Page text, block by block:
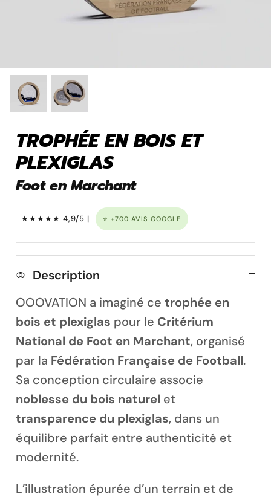
Magnet personnalisé
TROPHÉE EN BOIS ET
PLEXIGLAS
Foot en Marchant
★★★★★ 4,9/5 | ⭐ +700 AVIS GOOGLE
Description
OOOVATION a imaginé ce trophée en
bois et plexiglas pour le Critérium
National de Foot en Marchant, organisé
par la Fédération Française de Football.
Sa conception circulaire associe
noblesse du bois naturel et
transparence du plexiglas, dans un
équilibre parfait entre authenticité et
modernité.
L’illustration épurée d’un terrain et de